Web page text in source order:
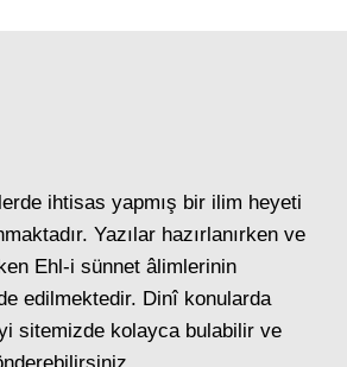
ihtisas yapmış bir ilim heyeti
Yazılar hazırlanırken ve
Ehl-i sünnet âlimlerinin
edilmektedir. Dinî konularda
sitemizde kolayca bulabilir ve